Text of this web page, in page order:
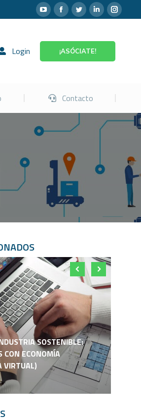
Login ¡ASÓCIATE!
Contacto
SOSTENIBLE:
CON ECONOMÍA
VIRTUAL)
Empleo Contacto